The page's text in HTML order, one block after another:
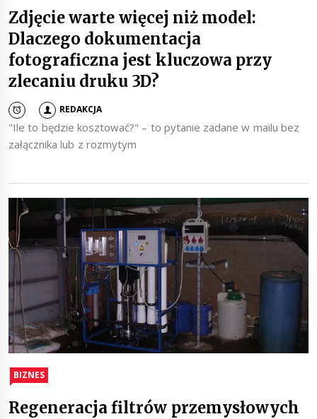
Zdjęcie warte więcej niż model:
Dlaczego dokumentacja
fotograficzna jest kluczowa przy
zlecaniu druku 3D?
REDAKCJA
"Ile to będzie kosztować?" – to pytanie zadane w mailu bez
załącznika lub z rozmytym
BIZNES
Regeneracja filtrów przemysłowych